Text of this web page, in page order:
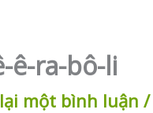
ê-ra-bô-li
một bình luận /